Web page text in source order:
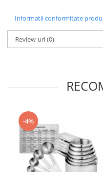
Informatii conformitate
Review-uri(0)
-4%